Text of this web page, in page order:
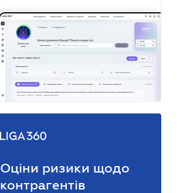
Оціни ризики щодо
контрагентів